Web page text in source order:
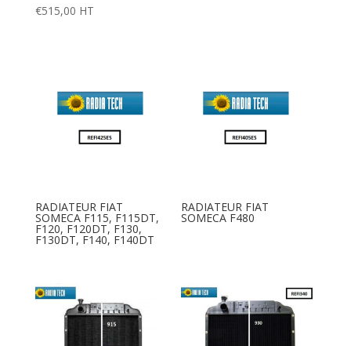
€515,00 HT
RADIATEUR FIAT
SOMECA F115, F115DT,
F120, F120DT, F130,
F130DT, F140, F140DT
RADIATEUR FIAT
SOMECA F480